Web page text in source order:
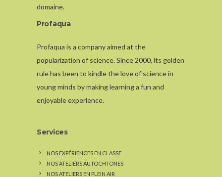
domaine.
Profaqua
Profaqua is a company aimed at the
popularization of science. Since 2000, its golden
rule has been to kindle the love of science in
young minds by making learning a fun and
enjoyable experience.
Services
NOS EXPÉRIENCES EN CLASSE
NOS ATELIERS AUTOCHTONES
NOS ATELIERS EN PLEIN AIR